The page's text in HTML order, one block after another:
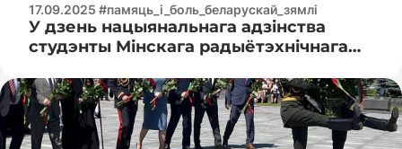
17.09.2025 #памяць_і_боль_беларускай_зямлі
У дзень нацыянальнага адзінства
студэнты Мінскага радыётэхнічнага
на плошчы перамогі